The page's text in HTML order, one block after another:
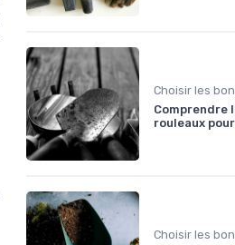
Choisir les
Comprendre
rouleaux
Choisir les